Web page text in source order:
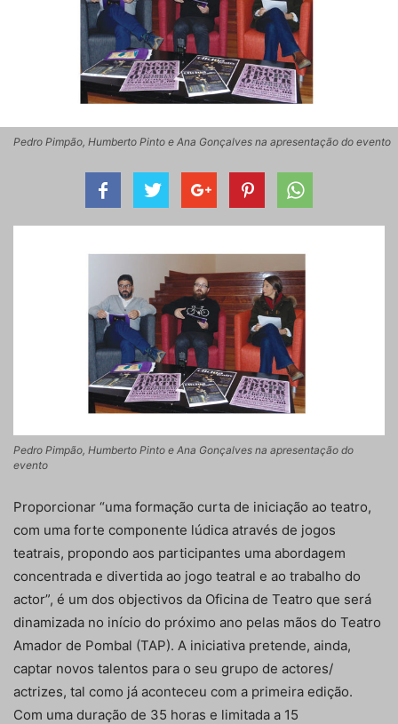
Pedro Pimpão, Humberto Pinto e Ana Gonçalves na apresentação do evento
Pedro Pimpão, Humberto Pinto e Ana Gonçalves na apresentação do
evento
Proporcionar “uma formação curta de iniciação ao teatro,
com uma forte componente lúdica através de jogos
teatrais, propondo aos participantes uma abordagem
concentrada e divertida ao jogo teatral e ao trabalho do
actor”, é um dos objectivos da Oficina de Teatro que será
dinamizada no início do próximo ano pelas mãos do Teatro
Amador de Pombal (TAP). A iniciativa pretende, ainda,
captar novos talentos para o seu grupo de actores/
actrizes, tal como já aconteceu com a primeira edição.
Com uma duração de 35 horas e limitada a 15